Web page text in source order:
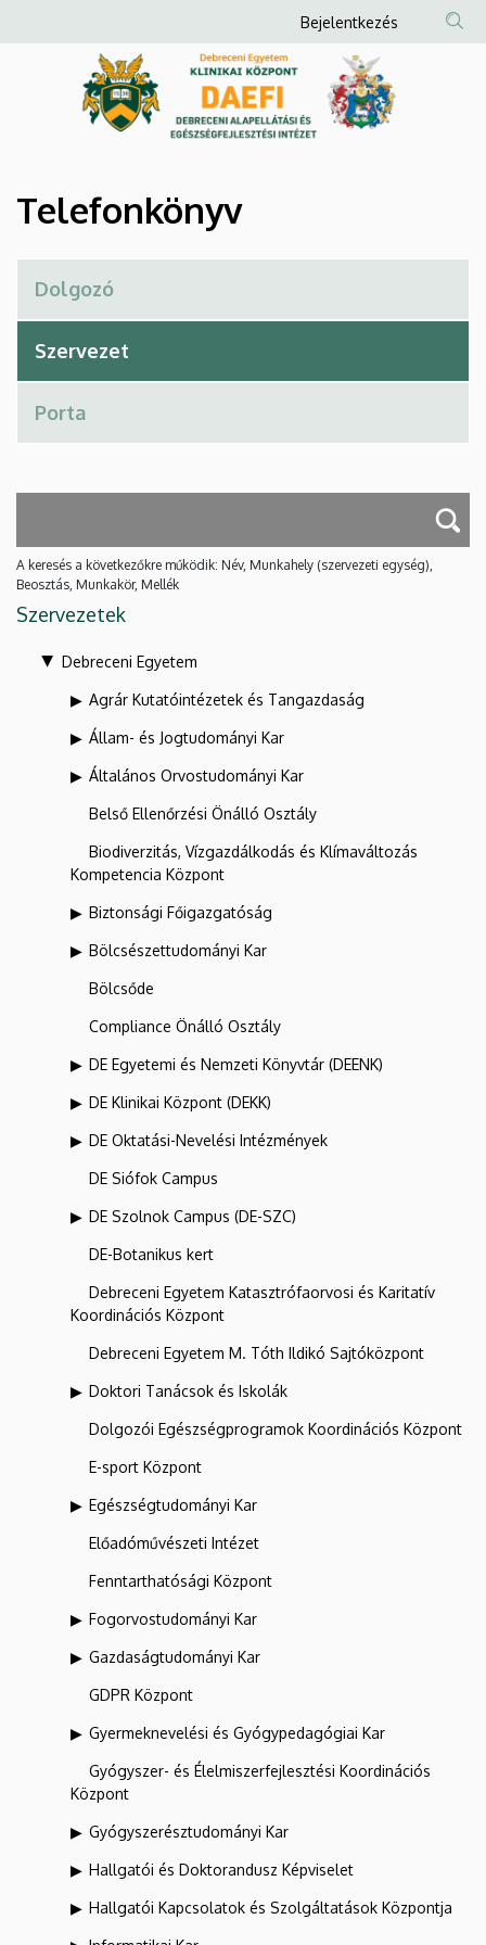
Debreceni
és
Egészségfejlesztési
Intézet
a
Anonim
Felhasználói
fiók
menüje
Bejelentkezés
Telefonkönyv
A keresés a következőkre működik: Név, Munkahely (szervezeti egység),
Beosztás, Munkakör, Mellék
Szervezetek
Debreceni Egyetem
Agrár Kutatóintézetek és Tangazdaság
Állam- és Jogtudományi Kar
Általános Orvostudományi Kar
Belső Ellenőrzési Önálló Osztály
Biodiverzitás, Vízgazdálkodás és Klímaváltozás
Kompetencia Központ
Biztonsági Főigazgatóság
Bölcsészettudományi Kar
Bölcsőde
Compliance Önálló Osztály
DE Egyetemi és Nemzeti Könyvtár (DEENK)
DE Klinikai Központ (DEKK)
DE Oktatási-Nevelési Intézmények
DE Siófok Campus
DE Szolnok Campus (DE-SZC)
DE-Botanikus kert
Debreceni Egyetem Katasztrófaorvosi és Karitatív
Koordinációs Központ
Debreceni Egyetem M. Tóth Ildikó Sajtóközpont
Doktori Tanácsok és Iskolák
Dolgozói Egészségprogramok Koordinációs Központ
E-sport Központ
Egészségtudományi Kar
Előadóművészeti Intézet
Fenntarthatósági Központ
Fogorvostudományi Kar
Gazdaságtudományi Kar
GDPR Központ
Gyermeknevelési és Gyógypedagógiai Kar
Gyógyszer- és Élelmiszerfejlesztési Koordinációs
Központ
Gyógyszerésztudományi Kar
Hallgatói és Doktorandusz Képviselet
Hallgatói Kapcsolatok és Szolgáltatások Központja